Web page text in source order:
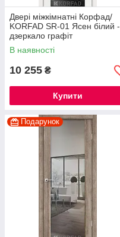
Двері міжкімнатні Корфад/
KORFAD SR-01 Ясен білий -
дзеркало графіт
В наявності
10 255 ₴
Купити
Подарунок